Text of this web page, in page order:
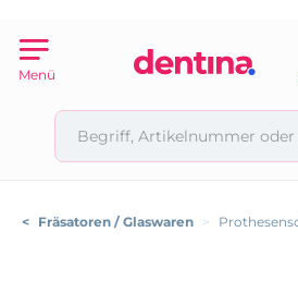
Menü
< Fräsatoren / Glaswaren >